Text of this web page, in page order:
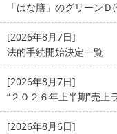
「はな膳」のグリーン
[2026年8月7日]
法的手続開始決定一覧
[2026年8月7日]
“２０２６年上半期”売上
[2026年8月6日]